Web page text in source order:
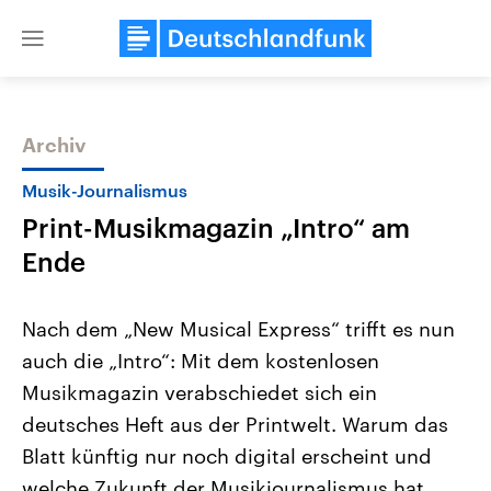
Close
Themen
Landtagswahl Sachsen-Anhalt
2026
Alle Informationen
Sachsen-Anhalt wählt am 6.
September 2026 einen neuen
Landtag. Seit 2021 wird das
Bundesland von einer Koalition aus
USA
Aktuelle Beiträge,
Hintergründe
Wirtschaftlich und
gehören die Vereinigten
den mächtigsten Ländern
mit großem Einfluss auf
Archiv
Musik-Journalismus
Print-Musikmagazin „Intro“ am
Ende
Nach dem „New Musical Express“ trifft es nun
auch die „Intro“: Mit dem kostenlosen
Musikmagazin verabschiedet sich ein
deutsches Heft aus der Printwelt. Warum das
Blatt künftig nur noch digital erscheint und